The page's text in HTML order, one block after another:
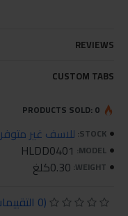
REVIEWS
CUSTOM TABS
STOCK: للاسف غير متوفر
MODEL:
HLDD0401
WEIGHT: 0.30كلغ
PRODUCTS SOLD: 0
(0 التقييمات)